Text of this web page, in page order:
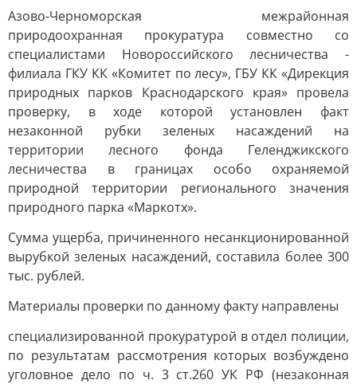
Азово-Черноморская межрайонная
природоохранная прокуратура совместно со
специалистами Новороссийского лесничества -
филиала ГКУ КК «Комитет по лесу», ГБУ КК «Дирекция
природных парков Краснодарского края» провела
проверку, в ходе которой установлен факт
незаконной рубки зеленых насаждений на
территории лесного фонда Геленджикского
лесничества в границах особо охраняемой
природной территории регионального значения
природного парка «Маркотх».
Сумма ущерба, причиненного несанкционированной
вырубкой зеленых насаждений, составила более 300
тыс. рублей.
Материалы проверки по данному факту направлены
специализированной прокуратурой в отдел полиции,
по результатам рассмотрения которых возбуждено
уголовное дело по ч. 3 ст.260 УК РФ (незаконная